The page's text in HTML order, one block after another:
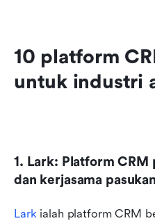
10 platform
untuk industri
1. Lark: Platform CRM
dan kerjasama
Lark ialah platform CRM